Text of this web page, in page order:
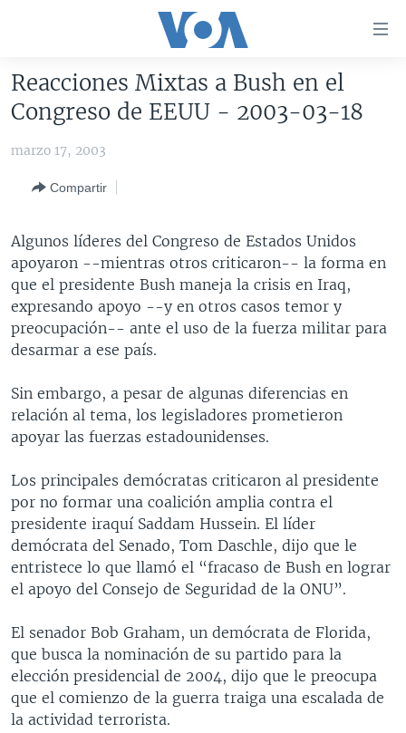
accesibilidad
Salte
principal
Salte
búsqueda
AMÉRICA DEL NORTE
EEUU
MÉXICO
HAITÍ
ELECCIONES EEUU 2024
ELECCIONES EEUU
VOTO DIVIDIDO
VOA VERIFICA
VOA VERIFICA UCRANIA/RUSIA
VOA VERIFICA AMÉRICA LATINA
AMÉRICA LATINA
BOLIVIA
COLOMBIA
CHILE
PERÚ
ECUADOR
VENEZUELA
CENTROAMÉRICA
COSTA RICA
EL SALVADOR
GUATEMALA
HONDURAS
NICARAGUA
OTRAS SECCIONES
INMIGRACIÓN
LIBERTAD DE PRENSA
MUNDO
ECONOMÍA
TECNOLOGÍA
DEPORTES
CIENCIA Y SALUD
ESPECIALES DE LA VOA
LIBERTAD DE PRENSA
UCRANIA
MULTIMEDIA
FOTOGRAFÍA
AUDIOS
EL MUNDO AL DÍA
FORO INTERAMERICANO
VISIÓN 360
LAS CLAVES
RADIO
AVANCE INFORMATIVO
AUDIONOTICIAS
BUENOS DÍAS AMÉRICA
EL MUNDO AL DÍA [RADIO]
FORO [RADIO]
DEPORTIVO INTERNACIONAL
DIRECT
DOCUMENTALES DE LA VOA
Learning English
SÍGANOS
Reacciones Mixtas a Bush en el
Congreso de EEUU - 2003-03-18
marzo 17, 2003
Compartir
Algunos líderes del Congreso de Estados Unidos
apoyaron --mientras otros criticaron-- la forma en
que el presidente Bush maneja la crisis en Iraq,
expresando apoyo --y en otros casos temor y
preocupación-- ante el uso de la fuerza militar para
desarmar a ese país.
Sin embargo, a pesar de algunas diferencias en
relación al tema, los legisladores prometieron
apoyar las fuerzas estadounidenses.
Los principales demócratas criticaron al presidente
por no formar una coalición amplia contra el
presidente iraquí Saddam Hussein. El líder
demócrata del Senado, Tom Daschle, dijo que le
entristece lo que llamó el “fracaso de Bush en lograr
el apoyo del Consejo de Seguridad de la ONU”.
El senador Bob Graham, un demócrata de Florida,
que busca la nominación de su partido para la
elección presidencial de 2004, dijo que le preocupa
que el comienzo de la guerra traiga una escalada de
la actividad terrorista.